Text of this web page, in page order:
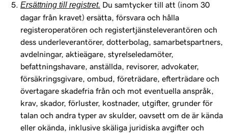
Ersättning till registret. Du samtycker till att (inom 30
dagar från kravet) ersätta, försvara och hålla
registeroperatören och registertjänsteleverantören och
dess underleverantörer, dotterbolag, samarbetspartners,
avdelningar, aktieägare, styrelseledamöter,
befattningshavare, anställda, revisorer, advokater,
försäkringsgivare, ombud, företrädare, efterträdare och
övertagare skadefria från och mot eventuella anspråk,
krav, skador, förluster, kostnader, utgifter, grunder för
talan och andra typer av skulder, oavsett om de är kända
eller okända, inklusive skäliga juridiska avgifter och